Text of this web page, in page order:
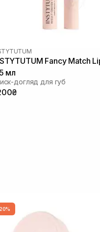
Fancy Match
мл
догляд для губ